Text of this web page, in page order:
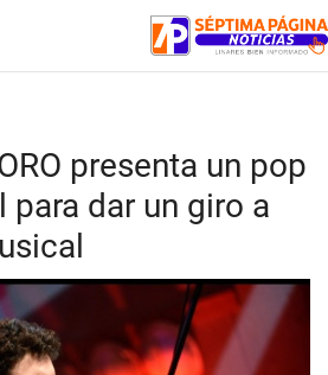
presenta un pop
para dar un giro a